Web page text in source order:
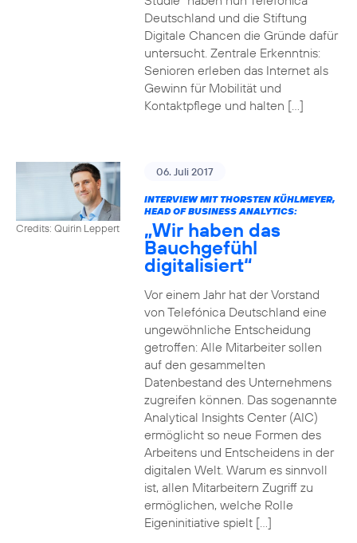
Deutschland und die Stiftung
Digitale Chancen die Gründe dafür
untersucht. Zentrale Erkenntnis:
Senioren erleben das Internet als
Gewinn für Mobilität und
Kontaktpflege und halten […]
Credits: Quirin Leppert
06. Juli 2017
INTERVIEW MIT THORSTEN KÜHLMEYER,
HEAD OF BUSINESS ANALYTICS:
„Wir haben das
Bauchgefühl
digitalisiert“
Vor einem Jahr hat der Vorstand
von Telefónica Deutschland eine
ungewöhnliche Entscheidung
getroffen: Alle Mitarbeiter sollen
auf den gesammelten
Datenbestand des Unternehmens
zugreifen können. Das sogenannte
Analytical Insights Center (AIC)
ermöglicht so neue Formen des
Arbeitens und Entscheidens in der
digitalen Welt. Warum es sinnvoll
ist, allen Mitarbeitern Zugriff zu
ermöglichen, welche Rolle
Eigeninitiative spielt […]